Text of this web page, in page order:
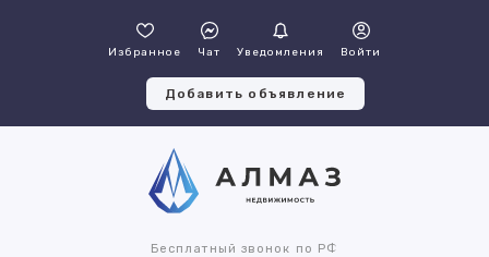
Избранное Чат Уведомления Войти
Добавить объявление
Бесплатный звонок по РФ